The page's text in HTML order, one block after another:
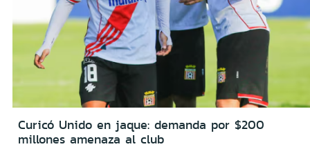
Curicó Unido en jaque: demanda por $200
millones amenaza al club